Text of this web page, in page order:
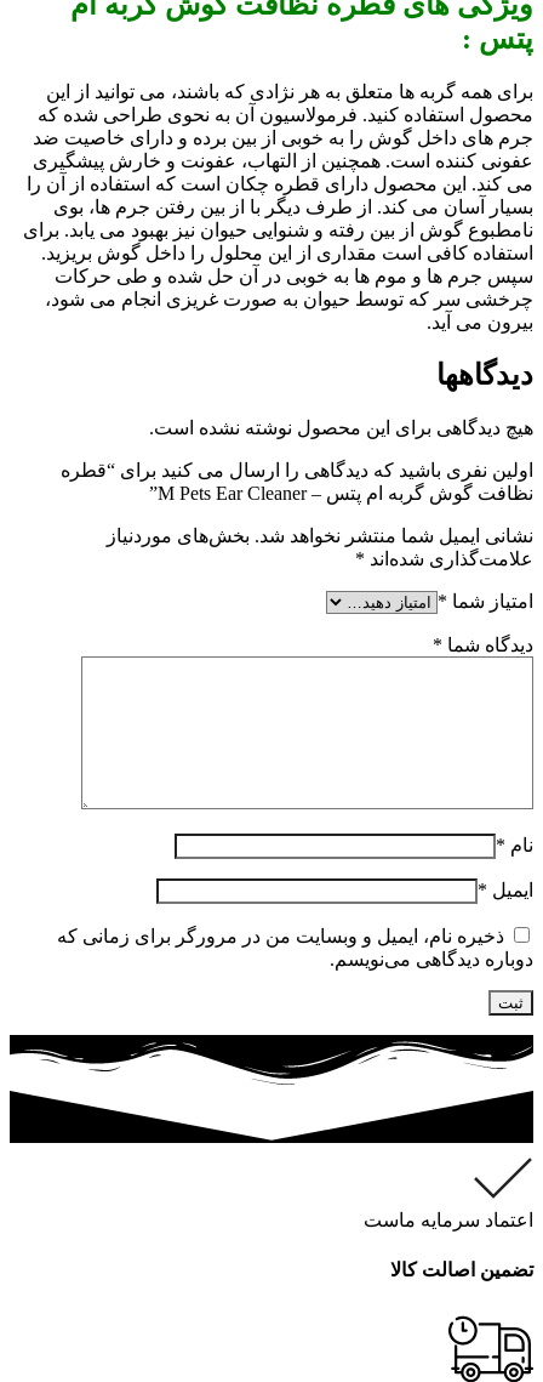
پتس :
برای همه گربه ها متعلق به هر نژادی که باشند، می توانید از این
محصول استفاده کنید. فرمولاسیون آن به نحوی طراحی شده که
جرم های داخل گوش را به خوبی از بین برده و دارای خاصیت ضد
عفونی کننده است. همچنین از التهاب، عفونت و خارش پیشگیری
می کند. این محصول دارای قطره چکان است که استفاده از آن را
بسیار آسان می کند. از طرف دیگر با از بین رفتن جرم ها، بوی
نامطبوع گوش از بین رفته و شنوایی حیوان نیز بهبود می یابد. برای
استفاده کافی است مقداری از این محلول را داخل گوش بریزید.
سپس جرم ها و موم ها به خوبی در آن حل شده و طی حرکات
چرخشی سر که توسط حیوان به صورت غریزی انجام می شود،
بیرون می آید.
دیدگاهها
هیچ دیدگاهی برای این محصول نوشته نشده است.
اولین نفری باشید که دیدگاهی را ارسال می کنید برای “قطره
نظافت گوش گربه ام پتس – M Pets Ear Cleaner”
نشانی ایمیل شما منتشر نخواهد شد. بخش‌های موردنیاز
علامت‌گذاری شده‌اند *
امتیاز شما *
دیدگاه شما *
نام *
ایمیل *
ذخیره نام، ایمیل و وبسایت من در مرورگر برای زمانی که
دوباره دیدگاهی می‌نویسم.
اعتماد سرمایه ماست
تضمین اصالت کالا